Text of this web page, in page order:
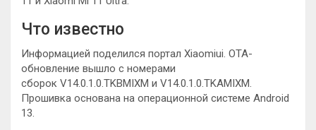
Что известно
Информацией поделился портал Xiaomiui. OTA-
обновление вышло с номерами
сборок V14.0.1.0.TKBMIXM и V14.0.1.0.TKAMIXM.
Прошивка основана на операционной системе Android
13.